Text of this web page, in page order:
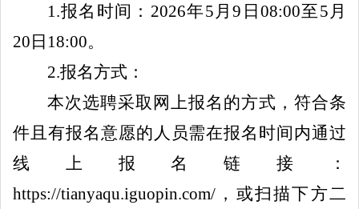
1.报名 时间： 2026年5 月9 日 08:00至5 月
20 日 18:00。
2.报名方式：
本次选聘采取网上报名的方式，符合条
件且有报名意愿的人员需在报名时间内通过
线上报名链接：
https://tianyaqu.iguopin.com/ ，或扫描下方二